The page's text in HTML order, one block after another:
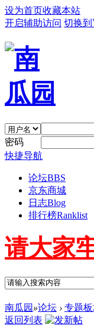
设为首页收藏本站
开启辅助访问 切换到
密码
快捷导航
论坛BBS
京东商城
日志Blog
排行榜Ranklist
请大家
南瓜园 »论坛 › 专题
返回列表